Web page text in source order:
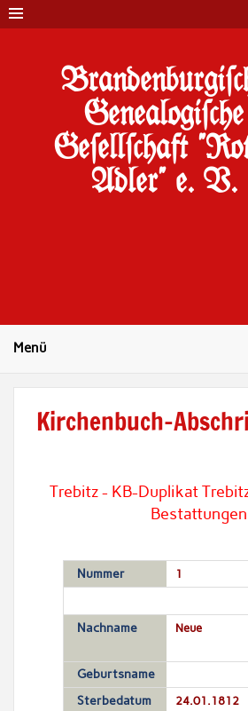
Genealogi#che
Ge#ell#chaft
Adler" e. V.
Menü
Kirchenbuch-
Trebitz - KB-Duplikat
Bestattungen
Nummer 1
Nachname Neue
Geburtsname
Sterbedatum
24.01.1812